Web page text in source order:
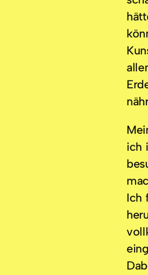
ich
Ich